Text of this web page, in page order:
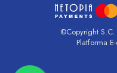
©Copyright S.C.
Platforma